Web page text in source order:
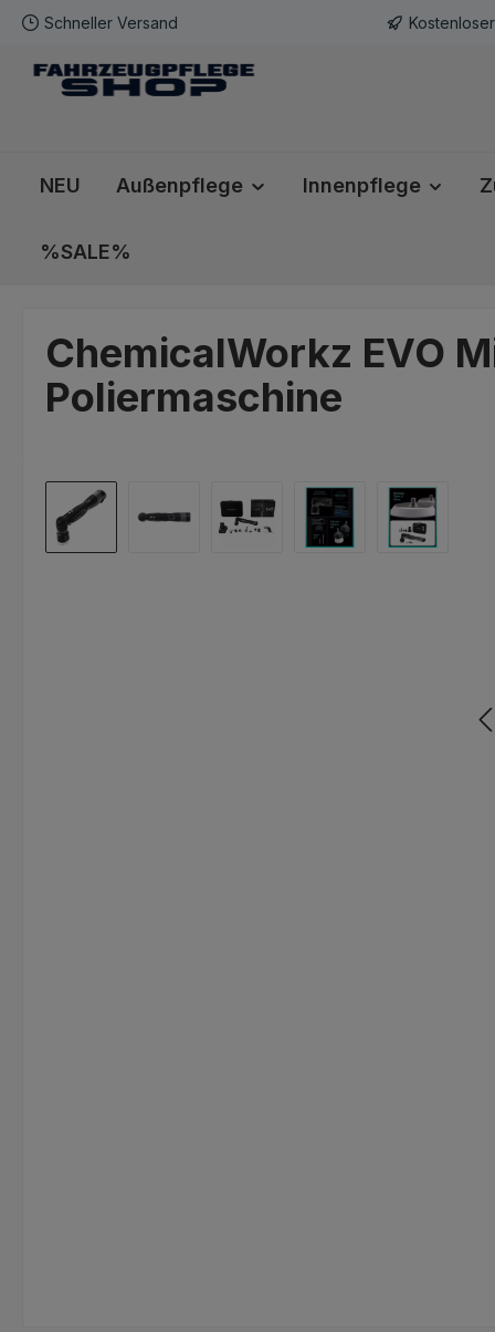
Hauptinhalt springen
Zur Suche springen
Zur Hauptnavigation springen
Schneller Versand
NEU Außenpflege Innenpflege
%SALE%
ChemicalWorkz EVO
Poliermaschine
Bildergalerie überspringen